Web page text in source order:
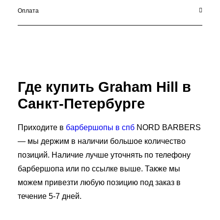
Оплата
Где купить Graham Hill в
Санкт-Петербурге
Приходите в барбершопы в спб NORD BARBERS
— мы держим в наличии большое количество
позиций. Наличие лучше уточнять по телефону
барбершопа или по ссылке выше. Также мы
можем привезти любую позицию под заказ в
течение 5-7 дней.